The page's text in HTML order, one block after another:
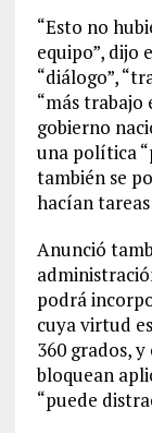
“Esto no
equipo”, dijo
“diálogo”,
“más trabajo
gobierno
una política
también se
hacían
Anunció
podrá
cuya virtud
360 grados,
bloquean
“puede